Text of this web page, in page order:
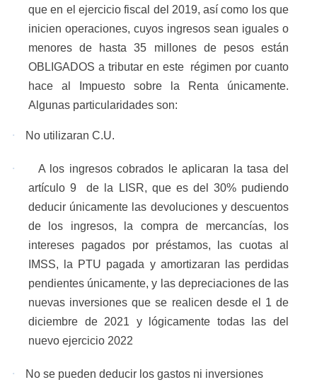
que en el ejercicio fiscal del 2019, así como los que
inicien operaciones, cuyos ingresos sean iguales o
menores de hasta 35 millones de pesos están
OBLIGADOS a tributar en este régimen por cuanto
hace al Impuesto sobre la Renta únicamente.
Algunas particularidades son:
· No utilizaran C.U.
·
A los ingresos cobrados le aplicaran la tasa del
artículo 9
de la LISR, que es del 30% pudiendo
deducir únicamente las devoluciones y descuentos
de los ingresos, la compra de mercancías, los
intereses pagados por préstamos, las cuotas al
IMSS, la PTU pagada y amortizaran las perdidas
pendientes únicamente, y las depreciaciones de las
nuevas inversiones que se realicen desde el 1 de
diciembre de 2021 y lógicamente todas las del
nuevo ejercicio 2022
· No se pueden deducir los gastos ni inversiones